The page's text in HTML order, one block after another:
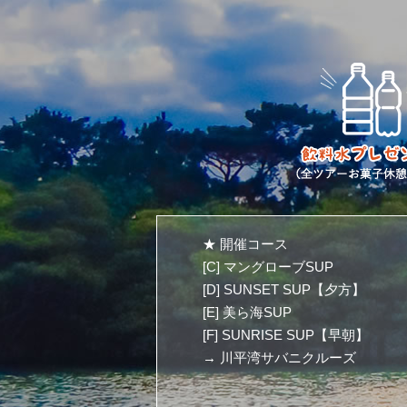
★ 開催コース
[C] マングローブSUP
[D] SUNSET SUP【夕方】
[E] 美ら海SUP
[F] SUNRISE SUP【早朝】
→ 川平湾サバニクルーズ